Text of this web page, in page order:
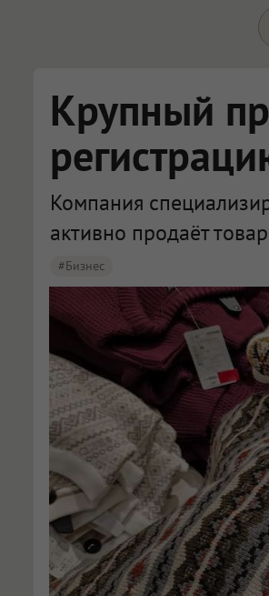
Крупный
Компания
активно продаёт
#бизнес